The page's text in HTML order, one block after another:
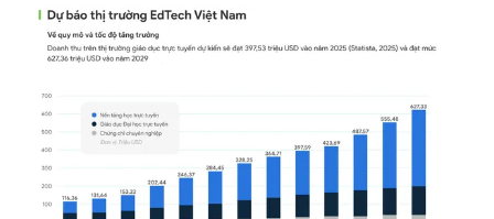
VTV Sức khoẻ
Thị trường 24h
VTV4 Vươn mình bằng AI
VTV9 VTV8